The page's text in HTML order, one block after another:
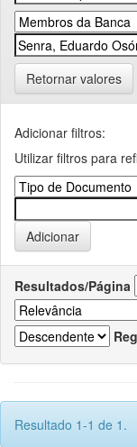
Retornar valores
Adicionar filtros:
Utilizar filtros para
Resultados/Página
Resultado 1-1 de 1.